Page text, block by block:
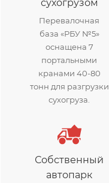
сухогрузом
Перевалочная
база «РБУ №5»
оснащена 7
портальными
кранами 40-80
тонн для разгрузки
сухогруза.
Собственный
автопарк